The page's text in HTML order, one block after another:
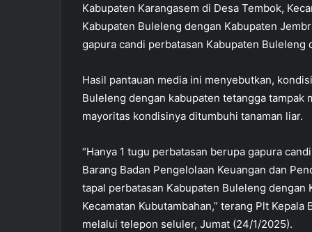
Kabupaten Karangasem di Desa Tembok,
Kabupaten Buleleng dengan Kabupaten
gapura candi perbatasan Kabupaten Buleleng
Hasil pantauan media ini menyebutkan,
Buleleng dengan kabupaten tetangga tampak
mayoritas kondisinya ditumbuhi tanaman liar.
“Hanya 1 tugu perbatasan berupa gapura
Barang Badan Pengelolaan Keuangan dan
tapal perbatasan Kabupaten Buleleng dengan
Kecamatan Kubutambahan,” terang Plt
melalui telepon seluler, Jumat (24/1/2025).